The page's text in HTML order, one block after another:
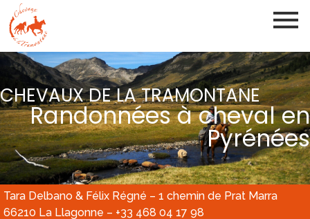
CHEVAUX DE LA TRAMONTANE
Randonnées à cheval en
Pyrénées
Tara Delbano & Félix Régné – 1 chemin de Prat Marra
66210 La Llagonne – +33 468 04 17 98